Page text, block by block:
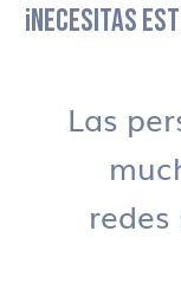
¡NECESITAS
Las
redes